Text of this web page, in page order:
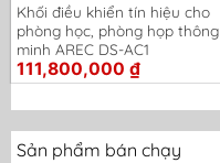
Khối điều khiển tín hiệu cho
phòng học, phòng họp thông
minh AREC DS-AC1
111,800,000 ₫
Sản phẩm bán chạy